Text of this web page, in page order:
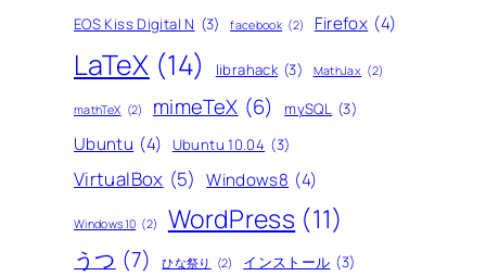
EOS Kiss Digital N (3) facebook (2) Firefox (4)
LaTeX (14) librahack (3) MathJax (2)
mathTeX (2) mimeTeX (6) mySQL (3)
Ubuntu (4) Ubuntu 10.04 (3)
VirtualBox (5) Windows8 (4)
Windows10 (2) WordPress (11)
うつ (7) ひな祭り (2) インストール (3)